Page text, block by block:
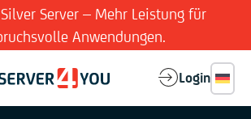
Server – Mehr Leistung für
Anwendungen.
Login